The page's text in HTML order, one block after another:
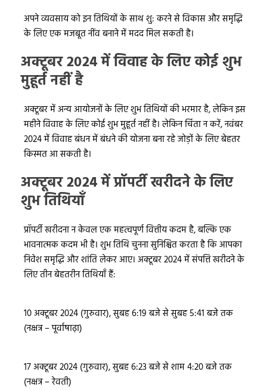
अपने व्यवसाय को इन तिथियों के साथ शु: करने से विकास और समृद्धि
के लिए एक मजबूत नींव बनाने में मदद मिल सकती है।
अक्टूबर 2024 में विवाह के लिए कोई शुभ
मुहूर्त नहीं है
अक्टूबर में अन्य आयोजनों के लिए शुभ तिथियों की भरमार है, लेकिन इस
महीने विवाह के लिए कोई शुभ मुहूर्त नहीं है। लेकिन चिंता न करें, नवंबर
2024 में विवाह बंधन में बंधने की योजना बना रहे जोड़ों के लिए बेहतर
किस्मत आ सकती है।
अक्टूबर 2024 में प्रॉपर्टी खरीदने के लिए
शुभ तिथियाँ
प्रॉपर्टी खरीदना न केवल एक महत्वपूर्ण वित्तीय कदम है, बल्कि एक
भावनात्मक कदम भी है। शुभ तिथि चुनना सुनिश्चित करता है कि आपका
निवेश समृद्धि और शांति लेकर आए। अक्टूबर 2024 में संपत्ति खरीदने के
लिए तीन बेहतरीन तिथियाँ हैं:
10 अक्टूबर 2024 (गुरुवार), सुबह 6:19 बजे से सुबह 5:41 बजे तक
(नक्षत्र – पूर्वाषाढ़ा)
17 अक्टूबर 2024 (गुरुवार), सुबह 6:23 बजे से शाम 4:20 बजे तक
(नक्षत्र – रेवती)